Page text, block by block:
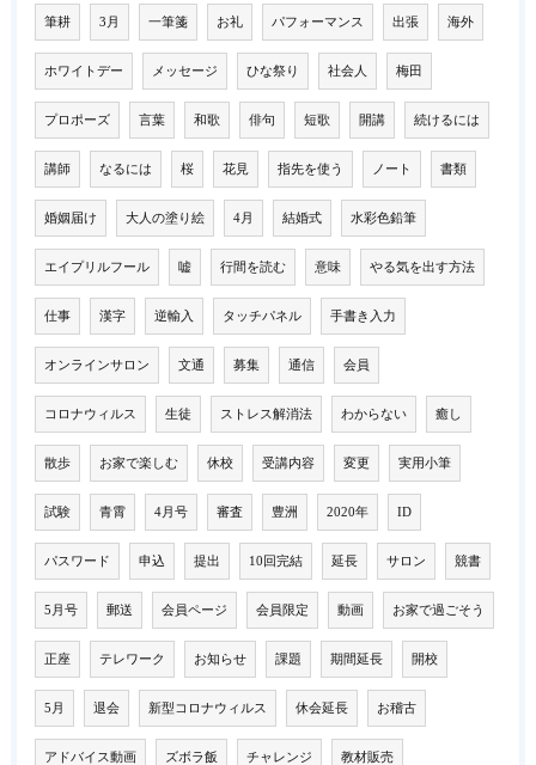
筆耕 3月 一筆箋 お礼 パフォーマンス 出張 海外
ホワイトデー メッセージ ひな祭り 社会人 梅田
プロポーズ 言葉 和歌 俳句 短歌 開講 続けるには
講師 なるには 桜 花見 指先を使う ノート 書類
婚姻届け 大人の塗り絵 4月 結婚式 水彩色鉛筆
エイプリルフール 嘘 行間を読む 意味 やる気を出す方法
仕事 漢字 逆輸入 タッチパネル 手書き入力
オンラインサロン 文通 募集 通信 会員
コロナウィルス 生徒 ストレス解消法 わからない 癒し
散歩 お家で楽しむ 休校 受講内容 変更 実用小筆
試験 青霄 4月号 審査 豊洲 2020年 ID
パスワード 申込 提出 10回完結 延長 サロン 競書
5月号 郵送 会員ページ 会員限定 動画 お家で過ごそう
正座 テレワーク お知らせ 課題 期間延長 開校
5月 退会 新型コロナウィルス 休会延長 お稽古
アドバイス動画 ズボラ飯 チャレンジ 教材販売